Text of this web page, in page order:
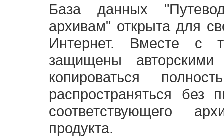
База данных
архивам" открыта для
Интернет. Вместе с
защищены
копироваться
распространяться без
соответствующего
продукта.